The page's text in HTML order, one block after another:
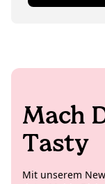
auch in einem
Monaten
Mach
Tasty
Mit unserem